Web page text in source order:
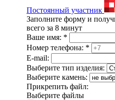
Постоянный участник
Заполните форму и
всего за 8 минут
Ваше имя: *
Номер телефона: *
E-mail:
Выберите тип изделия:
Выберите камень:
Прикрепить файл:
Выберите файлы